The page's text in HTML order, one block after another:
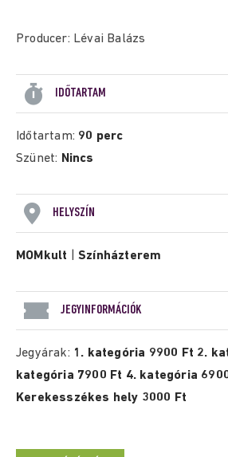
Producer: Lévai Balázs
IDŐTARTAM
Időtartam: 90 perc
Szünet: Nincs
HELYSZÍN
MOMkult |Színházterem
JEGYINFORMÁCIÓK
Jegyárak: 1. kategória 9900 Ft 2.
kategória 7900 Ft 4. kategória
Kerekesszékes hely 3000 Ft